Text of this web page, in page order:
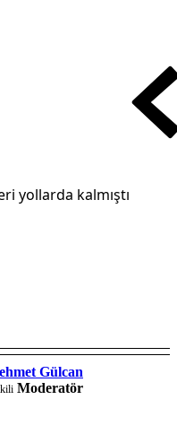
yollarda kalmıştı
Gülcan
Moderatör